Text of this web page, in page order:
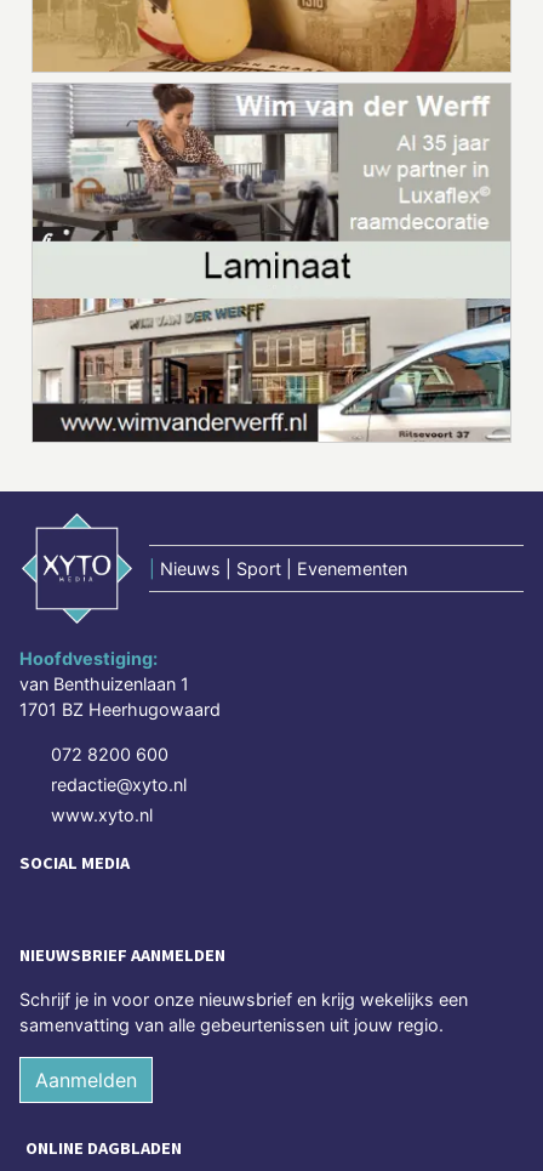
Nieuws | Sport | Evenementen
Hoofdvestiging:
van Benthuizenlaan 1
1701 BZ Heerhugowaard
072 8200 600
redactie@xyto.nl
www.xyto.nl
SOCIAL MEDIA
NIEUWSBRIEF AANMELDEN
Schrijf je in voor onze nieuwsbrief en krijg wekelijks een
samenvatting van alle gebeurtenissen uit jouw regio.
Aanmelden
ONLINE DAGBLADEN